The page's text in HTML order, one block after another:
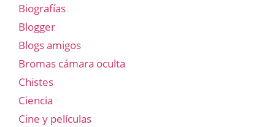
Biografías
Blogger
Blogs amigos
Bromas cámara oculta
Chistes
Ciencia
Cine y películas